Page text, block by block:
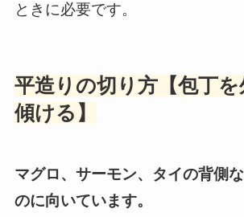
ときに必要です。
平造りの切り方【包丁を
傾ける】
マグロ、サーモン、タイの背側
のに向いています。